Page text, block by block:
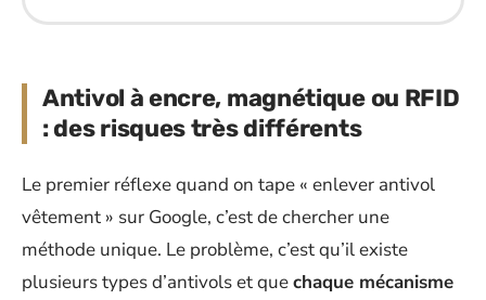
Antivol à encre, magnétique ou RFID
: des risques très différents
Le premier réflexe quand on tape « enlever antivol
vêtement » sur Google, c’est de chercher une
méthode unique. Le problème, c’est qu’il existe
plusieurs types d’antivols et quechaque mécanisme